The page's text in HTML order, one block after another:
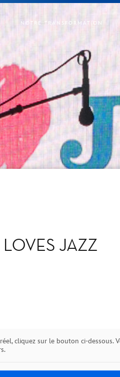
NOTRE TRANSFORMATION
JAZZ
cliquez sur le bouton ci-dessous.